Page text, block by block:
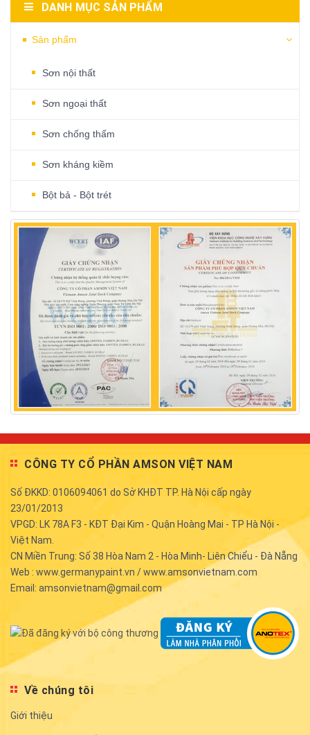
DANH MỤC SẢN PHẨM
Sản phẩm
Sơn nội thất
Sơn ngoại thất
Sơn chống thấm
Sơn kháng kiềm
Bột bả - Bột trét
CÔNG TY CỔ PHẦN AMSON VIỆT NAM
Số ĐKKD: 0106094061 do Sở KHĐT TP. Hà Nội cấp ngày
23/01/2013
VPGD: LK 78A F3 - KĐT Đại Kim - Quận Hoàng Mai - TP Hà Nội -
Việt Nam.
CN Miền Trung: Số 38 Hòa Nam 2 - Hòa Minh- Liên Chiểu - Đà Nẵng
Web : www.germanypaint.vn / www.amsonvietnam.com
Email: amsonvietnam@gmail.com
Về chúng tôi
Giới thiệu